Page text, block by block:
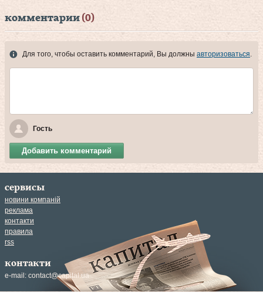
комментарии (0)
Для того, чтобы оставить комментарий, Вы должны авторизоваться.
Гость
Добавить комментарий
сервисы
новини компаній
реклама
контакти
правила
rss
контакти
e-mail: contact@capital.ua